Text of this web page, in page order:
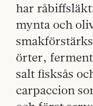
har
mynta och
örter,
salt fisksås
carpaccion